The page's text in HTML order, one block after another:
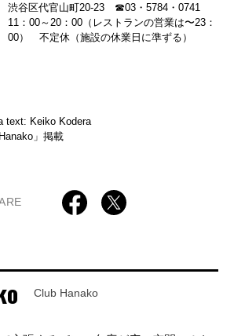
渋谷区代官山町20-23 ☎03・5784・0741
11：00～20：00（レストランの営業は〜23：
00） 不定休（施設の休業日に準ずる）
text: Keiko Kodera
」掲載
Club Hanako